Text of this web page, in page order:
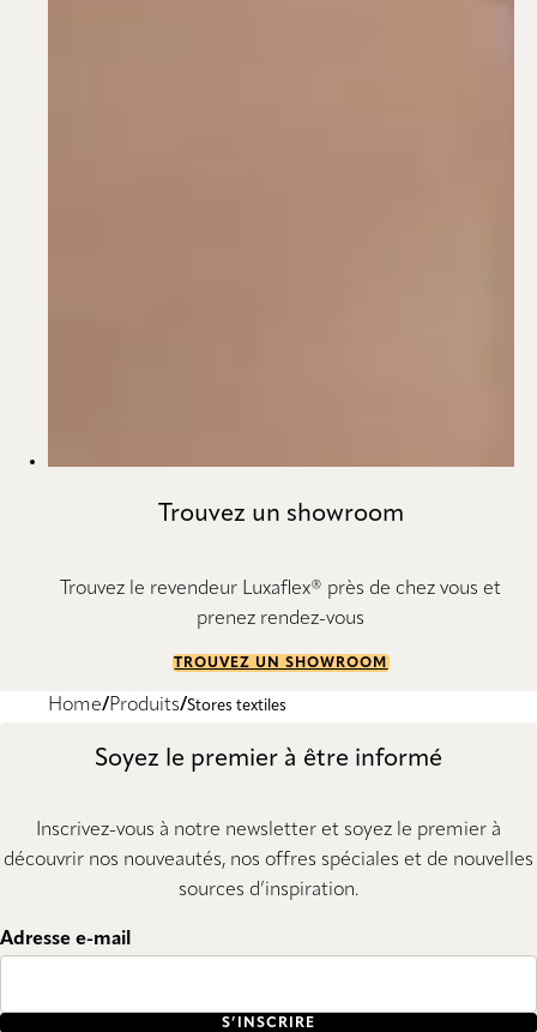
Trouvez un showroom
Trouvez le revendeur Luxaflex® près de chez vous et
prenez rendez-vous
TROUVEZ UN SHOWROOM
Home Produits Stores textiles
Soyez le premier à être informé
Inscrivez-vous à notre newsletter et soyez le premier à
découvrir nos nouveautés, nos offres spéciales et de nouvelles
sources d’inspiration.
Adresse e-mail
S’INSCRIRE